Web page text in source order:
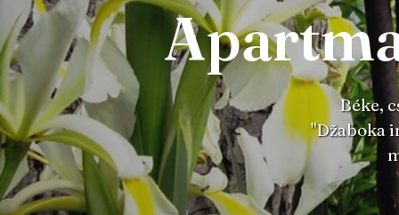
Béke,
"Džaboka